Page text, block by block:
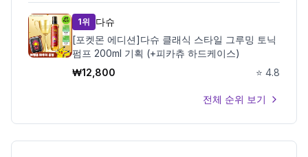
1위
다슈
[포켓몬 에디션]다슈 클래식 스타일 그루밍 토닉
펌프 200ml 기획 (+피카츄 하드케이스)
₩12,800 ⭐ 4.8
전체 순위 보기